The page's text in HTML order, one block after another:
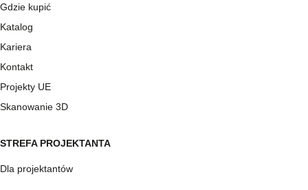
Gdzie kupić
Katalog
Kariera
Kontakt
Projekty UE
Skanowanie 3D
STREFA PROJEKTANTA
Dla projektantów